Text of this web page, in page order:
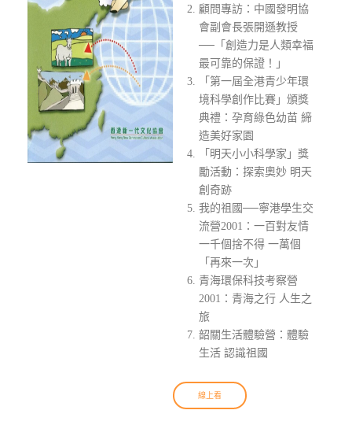
顧問專訪：中國發明協
會副會長張開遜教授
──「創造力是人類幸福
最可靠的保證！」
「第一屆全港青少年環
境科學創作比賽」頒獎
典禮：孕育綠色幼苗 締
造美好家園
「明天小小科學家」獎
勵活動：探索奧妙 明天
創奇跡
我的祖國──寧港學生交
流營2001：一百對友情
一千個捨不得 一萬個
「再來一次」
青海環保科技考察營
2001：青海之行 人生之
旅
韶關生活體驗營：體驗
生活 認識祖國
線上看